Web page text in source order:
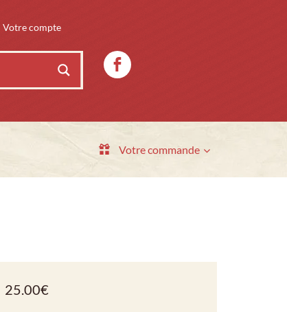
Votre compte
Votre commande
25.00€